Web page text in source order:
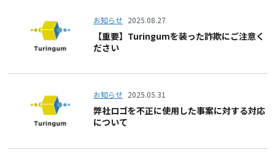
お知らせ 2025.08.27
【重要】Turingumを装った詐欺にご注意く
ださい
お知らせ 2025.05.31
弊社ロゴを不正に使用した事案に対する対応
について